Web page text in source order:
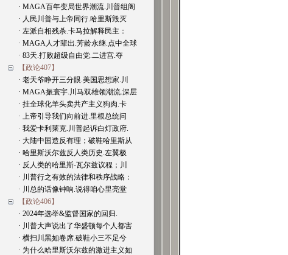
· MAGA百年变局世界潮流.川普组阁
· 人民川普与上帝同行.哈里斯毁灭
· 左派自相残杀.卡马拉解释民主：
· MAGA人才辈出.芳龄永继.点中全球
· 83天.打败超级自由党.二进宫.夺
【政论407】
· 老天爷睁开三分眼.美国思想家.川
· MAGA振寰宇.川马双雄领潮流.深层
· 挂全球化羊头卖共产主义狗肉.卡
· 上帝引导我们向前进.里根总统问
· 我爱卡利莱克.川普起诉白灯政府.
· 大陆中国造反有理；破鞋哈里斯从
· 哈里斯沃尔兹反人类历史.左翼极
· 反人类的哈里斯-瓦尔兹议程；川
· 川普行之有效的法律和秩序战略：
· 川总的话像钟响.说得咱心里亮堂
【政论406】
· 2024年选举&监督国家的回归.
· 川普大声说出了华盛顿每个人都害
· 横扫川黑如卷席.破鞋小三不足兮
· 为什么哈里斯沃尔兹的激进主义如